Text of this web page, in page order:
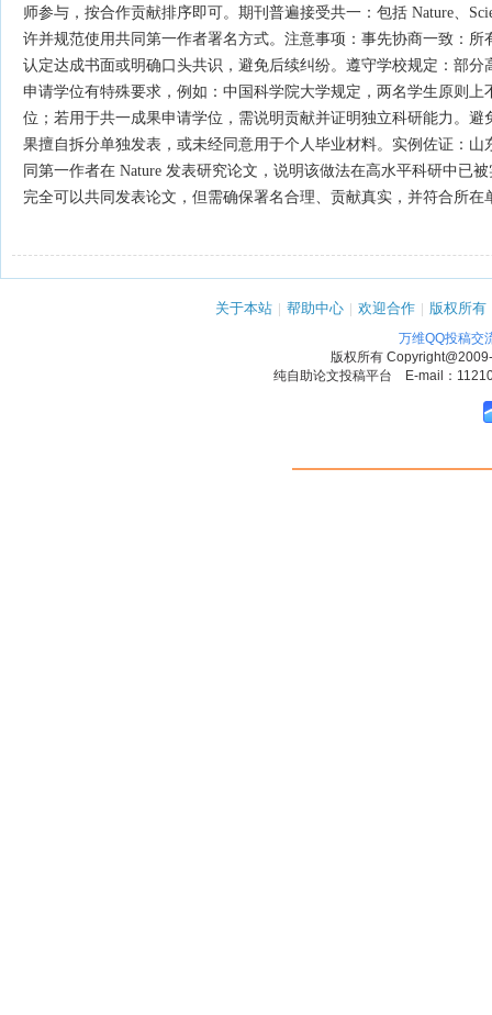
师参与，按合作贡献排序即可。期刊普遍接受共一‌：包括 Nature、
许并规范使用共同第一作者署名方式。注意事项：事先协商一致‌：所
认定达成书面或明确口头共识，避免后续纠纷。遵守学校规定‌：部分
申请学位有特殊要求，例如：中国科学院大学规定，‌两名学生原则上
位‌；若用于共一成果申请学位，需说明贡献并证明独立科研能力。避
果擅自拆分单独发表，或未经同意用于个人毕业材料‌‌。实例佐证：山
同第一作者‌在 Nature 发表研究论文，说明该做法在高水平科研中已
完全可以共同发表论文‌，但需确保署名合理、贡献真实，并符合所在
关于本站 | 帮助中心 | 欢迎合作 | 版权所有
万维QQ投稿交
版权所有
纯自助论文投稿平台 E-mail：